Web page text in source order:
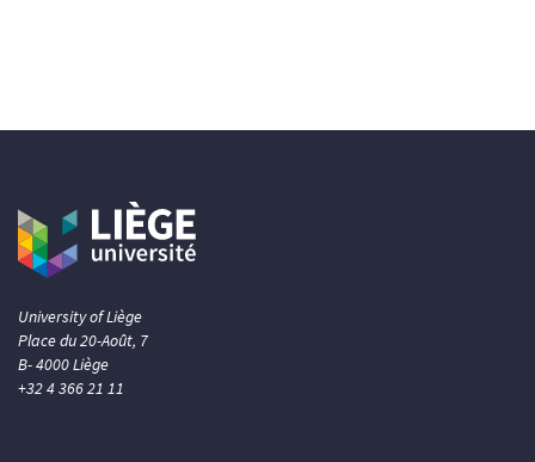
University of Liège
Place du 20-Août, 7
B- 4000 Liège
+32 4 366 21 11